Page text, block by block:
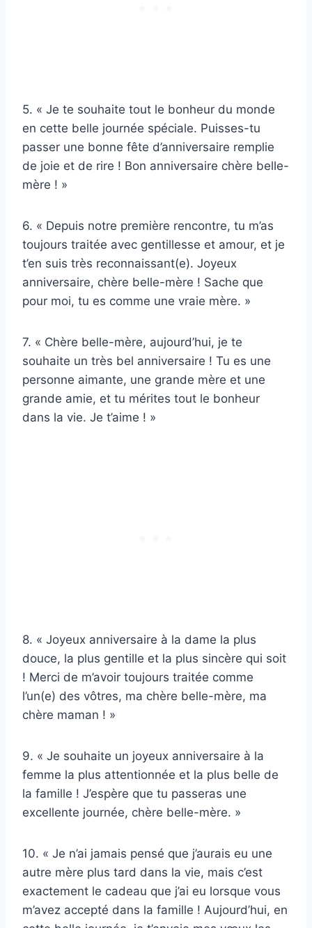
5. « Je te souhaite tout le bonheur du monde
en cette belle journée spéciale. Puisses-tu
passer une bonne fête d’anniversaire remplie
de joie et de rire ! Bon anniversaire chère belle-
mère ! »
6. « Depuis notre première rencontre, tu m’as
toujours traitée avec gentillesse et amour, et je
t’en suis très reconnaissant(e). Joyeux
anniversaire, chère belle-mère ! Sache que
pour moi, tu es comme une vraie mère. »
7. « Chère belle-mère, aujourd’hui, je te
souhaite un très bel anniversaire ! Tu es une
personne aimante, une grande mère et une
grande amie, et tu mérites tout le bonheur
dans la vie. Je t’aime ! »
8. « Joyeux anniversaire à la dame la plus
douce, la plus gentille et la plus sincère qui soit
! Merci de m’avoir toujours traitée comme
l’un(e) des vôtres, ma chère belle-mère, ma
chère maman ! »
9. « Je souhaite un joyeux anniversaire à la
femme la plus attentionnée et la plus belle de
la famille ! J’espère que tu passeras une
excellente journée, chère belle-mère. »
10. « Je n’ai jamais pensé que j’aurais eu une
autre mère plus tard dans la vie, mais c’est
exactement le cadeau que j’ai eu lorsque vous
m’avez accepté dans la famille ! Aujourd’hui, en